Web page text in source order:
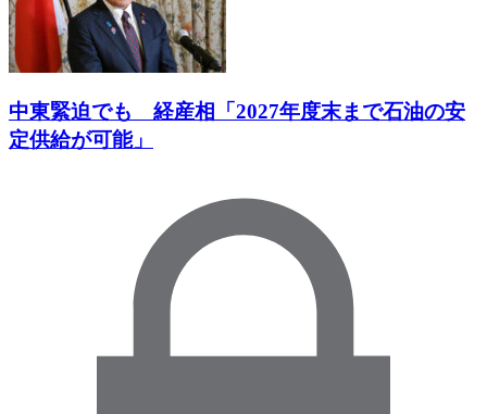
中東緊迫でも 経産相「2027年度末まで石油の安
定供給が可能」